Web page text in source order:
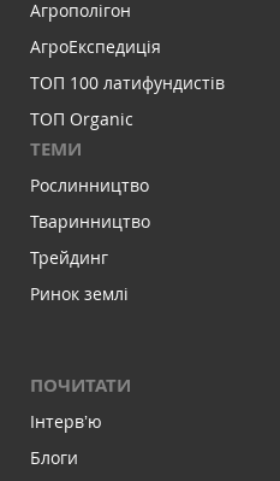
Агрополігон
АгроЕкспедиція
ТОП 100 латифундистів
ТОП Organic
ТЕМИ
Рослинництво
Тваринництво
Трейдинг
Ринок землі
ПОЧИТАТИ
Інтервʼю
Блоги